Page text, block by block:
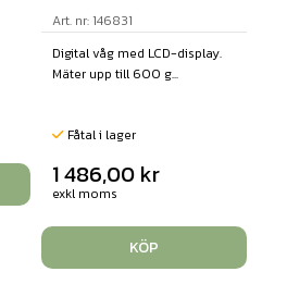
Art. nr: 146831
Digital våg med LCD-display.
Mäter upp till 600 g...
Fåtal i lager
1 486,00 kr
exkl moms
KÖP